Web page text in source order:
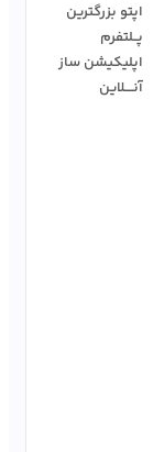
اپتو بزرگترین
پــلتفرم
اپلیکیشن ساز
آنــــلاین